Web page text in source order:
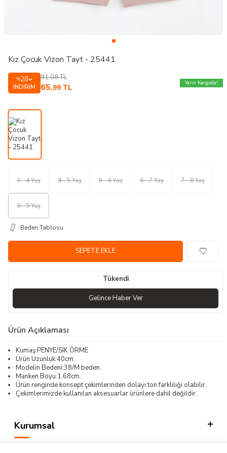
Kız Çocuk Vizon Tayt - 25441
%28
İNDIRIM
91,08TL
65,99 TL
Yarın Kargoda!
3 - 4 Yaş 4 - 5 Yaş 5 - 6 Yaş 6 - 7 Yaş 7 - 8 Yaş
8 - 9 Yaş
Beden Tablosu
SEPETE EKLE
Tükendi
Gelince Haber Ver
Ürün Açıklaması
Kumaş:PENYE/SIK ÖRME
Ürün Uzunluk:40cm.
Modelin Bedeni:38/M beden.
Manken Boyu:1.68cm.
Ürün renginde konsept çekimlerinden dolayı ton farklılığı olabilir.
Çekimlerimizde kullanılan aksesuarlar ürünlere dahil değildir.
Kurumsal